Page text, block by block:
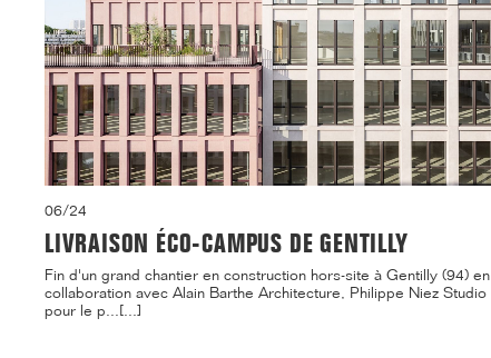
06/24
LIVRAISON ÉCO-CAMPUS DE GENTILLY
Fin d'un grand chantier en construction hors-site à Gentilly (94) en
collaboration avec Alain Barthe Architecture, Philippe Niez Studio
pour le p...[...]